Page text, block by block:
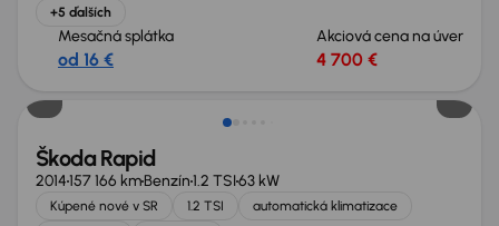
+5 ďalších
Mesačná splátka
od 16 €
Akciová cena na úver
4 700 €
Škoda Rapid
2014157 166 kmBenzín1.2 TSI63 kW
Kúpené nové v SR 1.2 TSI
automatická klimatizace